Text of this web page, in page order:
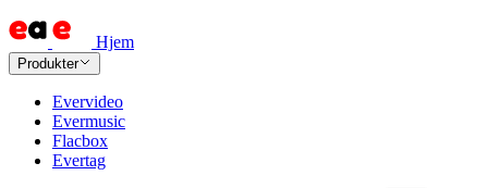
Hjem
Produkter
Evervideo
Evermusic
Flacbox
Evertag